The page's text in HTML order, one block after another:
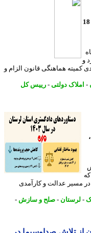
هماهنگی قانون الزام و
دولتی-رییس کل
عدالت و کارآمدی
-صلح و سازش-